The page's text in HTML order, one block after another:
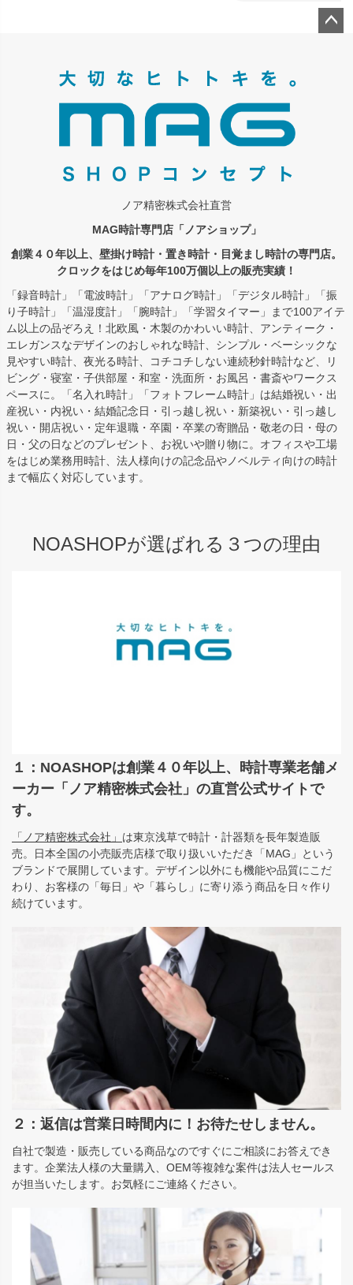
ノア精密株式会社直営
MAG時計専門店「ノアショップ」
創業４０年以上、壁掛け時計・置き時計・目覚まし時計の専門店。
クロックをはじめ毎年100万個以上の販売実績！
「録音時計」「電波時計」「アナログ時計」「デジタル時計」「振
り子時計」「温湿度計」「腕時計」「学習タイマー」まで100アイテ
ム以上の品ぞろえ！北欧風・木製のかわいい時計、アンティーク・
エレガンスなデザインのおしゃれな時計、シンプル・ベーシックな
見やすい時計、夜光る時計、コチコチしない連続秒針時計など、リ
ビング・寝室・子供部屋・和室・洗面所・お風呂・書斎やワークス
ペースに。「名入れ時計」「フォトフレーム時計」は結婚祝い・出
産祝い・内祝い・結婚記念日・引っ越し祝い・新築祝い・引っ越し
祝い・開店祝い・定年退職・卒園・卒業の寄贈品・敬老の日・母の
日・父の日などのプレゼント、お祝いや贈り物に。オフィスや工場
をはじめ業務用時計、法人様向けの記念品やノベルティ向けの時計
まで幅広く対応しています。
NOASHOPが選ばれる３つの理由
１：NOASHOPは創業４０年以上、時計専業老舗メ
ーカー「ノア精密株式会社」の直営公式サイトで
す。
「ノア精密株式会社」 は東京浅草で時計・計器類を長年製造販
売。日本全国の小売販売店様で取り扱いいただき「MAG」という
ブランドで展開しています。デザイン以外にも機能や品質にこだ
わり、お客様の「毎日」や「暮らし」に寄り添う商品を日々作り
続けています。
２：返信は営業日時間内に！お待たせしません。
自社で製造・販売している商品なのですぐにご相談にお答えでき
ます。企業法人様の大量購入、OEM等複雑な案件は法人セールス
が担当いたします。お気軽にご連絡ください。